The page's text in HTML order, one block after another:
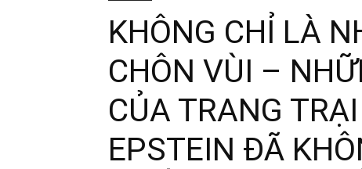
KHÔNG CHỈ LÀ
CHÔN VÙI –
CỦA TRANG
EPSTEIN ĐÃ